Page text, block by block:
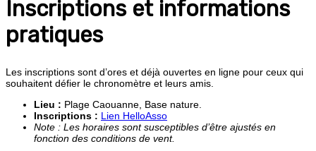
Inscriptions et informations
pratiques
Les inscriptions sont d’ores et déjà ouvertes en ligne pour ceux qui
souhaitent défier le chronomètre et leurs amis.
Lieu : Plage Caouanne, Base nature.
Inscriptions : Lien HelloAsso
Note : Les horaires sont susceptibles d’être ajustés en
fonction des conditions de vent.